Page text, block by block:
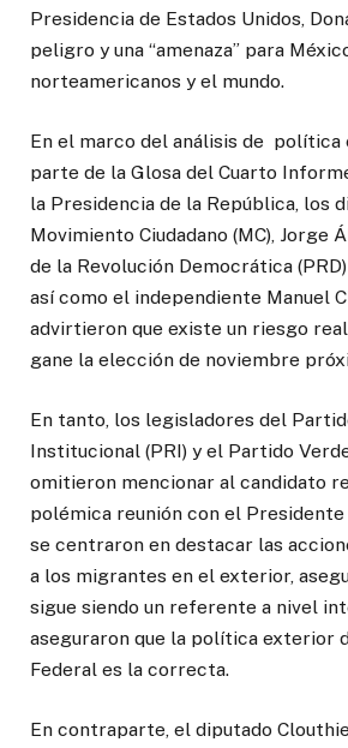
Presidencia de Estados Unidos,
peligro y una “amenaza” para
norteamericanos y el mundo.
En el marco del análisis de política
parte de la Glosa del Cuarto
la Presidencia de la República, los
Movimiento Ciudadano (MC), Jorge
de la Revolución Democrática
así como el independiente Manuel
advirtieron que existe un riesgo
gane la elección de noviembre
En tanto, los legisladores del
Institucional (PRI) y el Partido
omitieron mencionar al candidato
polémica reunión con el Presidente
se centraron en destacar las
a los migrantes en el exterior,
sigue siendo un referente a nivel
aseguraron que la política exterior
Federal es la correcta.
En contraparte, el diputado